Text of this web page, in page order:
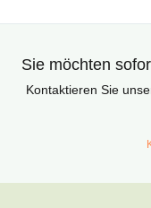
Sie möchten
Kontaktieren Sie